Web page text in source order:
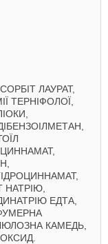
ЛАУРАТ,
ТЕРНІФОЛОЇ,
НАТРІЮ,
ЕДТА,
КАМЕДЬ,